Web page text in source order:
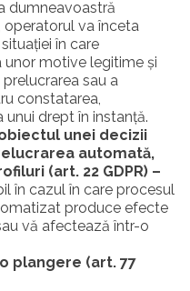
dumneavoastră
operatorul va înceta
în care
motive legitime și
sau a
constatarea,
unui drept în instanță.
unei decizii
automată,
(art. 22 GDPR) –
în cazul în care procesul
produce efecte
vă afectează într-o
plangere (art. 77